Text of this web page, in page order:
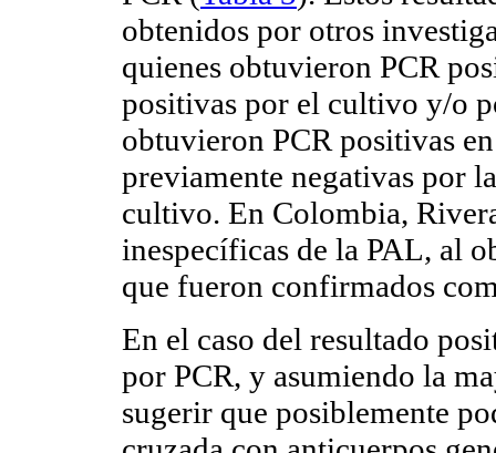
obtenidos por otros
quienes obtuvieron PCR
positivas por el cultivo y/o
obtuvieron PCR positivas
previamente negativas por
cultivo. En Colombia,
inespecíficas de la PAL, al
que fueron confirmados
En el caso del resultado
por PCR, y asumiendo la
sugerir que posiblemente